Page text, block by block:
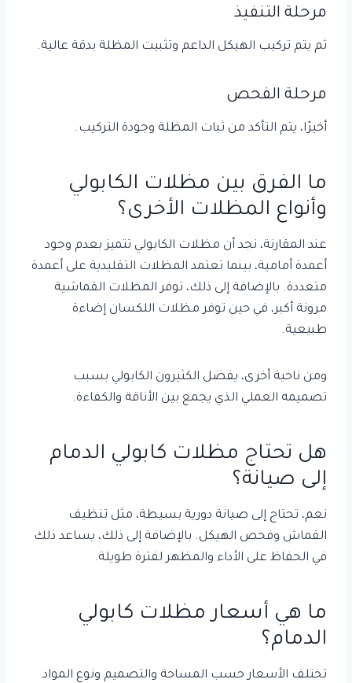
مرحلة التنفيذ
ثم يتم تركيب الهيكل الداعم وتثبيت المظلة بدقة عالية.
مرحلة الفحص
أخيرًا، يتم التأكد من ثبات المظلة وجودة التركيب.
ما الفرق بين مظلات الكابولي
وأنواع المظلات الأخرى؟
عند المقارنة، نجد أن مظلات الكابولي تتميز بعدم وجود
أعمدة أمامية، بينما تعتمد المظلات التقليدية على أعمدة
متعددة. بالإضافة إلى ذلك، توفر المظلات القماشية
مرونة أكبر، في حين توفر مظلات اللكسان إضاءة
طبيعية.
ومن ناحية أخرى، يفضل الكثيرون الكابولي بسبب
تصميمه العملي الذي يجمع بين الأناقة والكفاءة.
هل تحتاج مظلات كابولي الدمام
إلى صيانة؟
نعم، تحتاج إلى صيانة دورية بسيطة، مثل تنظيف
القماش وفحص الهيكل. بالإضافة إلى ذلك، يساعد ذلك
في الحفاظ على الأداء والمظهر لفترة طويلة.
ما هي أسعار مظلات كابولي
الدمام؟
تختلف الأسعار حسب المساحة والتصميم ونوع المواد